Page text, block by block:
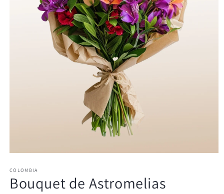
multimedia
1
en
COLOMBIA
Bouquet de Astromelias